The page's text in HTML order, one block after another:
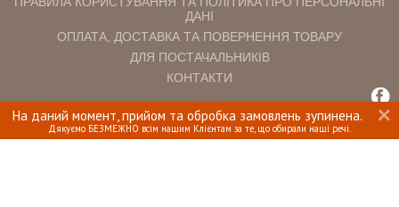
На даний момент, прийом та обробка замовлень зупинена.
Дякуємо БЕЗМЕЖНО всім нашим Клієнтам за те, що обирали наші речі.
ДАНІ
ОПЛАТА, ДОСТАВКА ТА ПОВЕРНЕННЯ ТОВАРУ
ДЛЯ ПОСТАЧАЛЬНИКІВ
КОНТАКТИ
INTERIOMANIA © 2018. ВСІ ПРАВА ЗАХИЩЕНІ.